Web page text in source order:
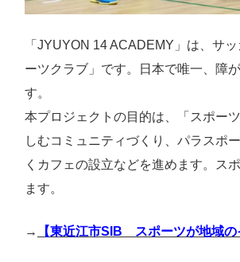
「JYUYON 14 ACADEMY」は、サ
ーツクラブ」です。日本で唯一、障
す。
本プロジェクトの目的は、「スポー
しむコミュニティづくり、パラスポ
くカフェの設立などを進めます。ス
ます。
→ 【東近江市SIB スポーツが地域